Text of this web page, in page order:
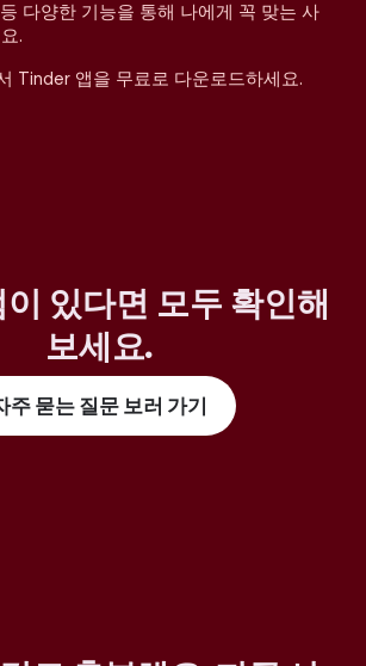
다양한 기능을 통해 나에게 꼭 맞는 사
.
Tinder 앱을 무료로 다운로드하세요.
있다면 모두 확인해
보세요.
주 묻는 질문 보러 가기